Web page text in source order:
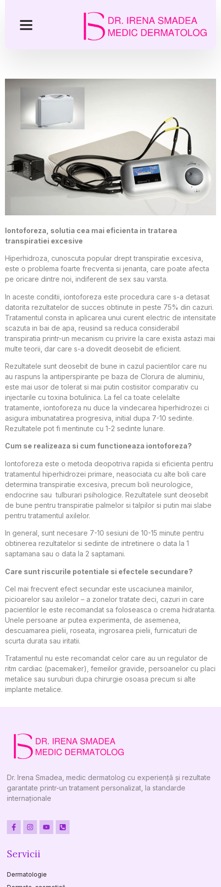
IDROMED IP5 – Iontoforeza
Iontoforeza, solutia cea mai eficienta in tratarea
transpiratiei excesive
Hiperhidroza, cunoscuta popular drept transpiratie excesiva,
este o problema foarte frecventa si jenanta, care poate afecta
pe oricare dintre noi, indiferent de sex sau varsta.
In aceste conditii, iontoforeza este procedura care s-a detasat
datorita rezultatelor de succes obtinute in peste 75% din cazuri.
Tratamentul consta in aplicarea unui curent electric de intensitate
scazuta in bai de apa, reusind sa reduca considerabil
transpiratia printr-un mecanism cu privire la care exista astazi mai
multe teorii, dar care s-a dovedit deosebit de eficient.
Rezultatele sunt deosebit de bune in cazul pacientilor care nu
au raspuns la antiperspirante pe baza de Clorura de aluminiu,
este mai usor de tolerat si mai putin costisitor comparativ cu
injectarile cu toxina botulinica. La fel ca toate celelalte
tratamente, iontoforeza nu duce la vindecarea hiperhidrozei ci
asigura imbunatatirea progresiva, initial dupa 7-10 sedinte.
Rezultatele pot fi mentinute cu 1-2 sedinte lunare.
Cum se realizeaza si cum functioneaza iontoforeza?
Iontoforeza este o metoda deopotriva rapida si eficienta pentru
tratamentul hiperhidrozei primare, neasociata cu alte boli care
determina transpiratie excesiva, precum boli neurologice,
endocrine sau tulburari psihologice. Rezultatele sunt deosebit
de bune pentru transpiratie palmelor si talpilor si putin mai slabe
pentru tratamentul axilelor.
In general, sunt necesare 7-10 sesiuni de 10-15 minute pentru
obtinerea rezultatelor si sedinte de intretinere o data la 1
saptamana sau o data la 2 saptamani.
Care sunt riscurile potentiale si efectele secundare?
Cel mai frecvent efect secundar este uscaciunea mainilor,
picioarelor sau axilelor – a zonelor tratate deci, cazuri in care
pacientilor le este recomandat sa foloseasca o crema hidratanta.
Unele persoane ar putea experimenta, de asemenea,
descuamarea pielii, roseata, ingrosarea pielii, furnicaturi de
scurta durata sau iritatii.
Tratamentul nu este recomandat celor care au un regulator de
ritm cardiac (pacemaker), femeilor gravide, persoanelor cu placi
metalice sau suruburi dupa chirurgie osoasa precum si alte
implante metalice.
Dr. Irena Smadea, medic dermatolog cu experiență și rezultate
garantate printr-un tratament personalizat, la standarde
internaționale
Servicii
Dermatologie